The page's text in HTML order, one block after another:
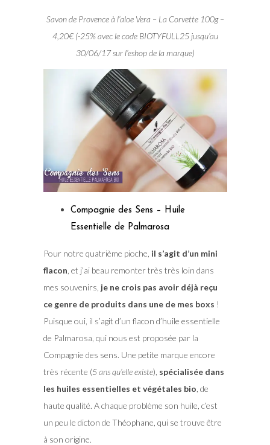
Savon de Provence à l’aloe Vera – La Corvette 100g –
4,20€ (-25% avec le code BIOTYFULL25 jusqu’au
30/06/17 sur l’eshop de la marque)
Compagnie des Sens – Huile
Essentielle de Palmarosa
Pour notre quatrième pioche, il s’agit d’un mini
flacon , et j’ai beau remonter très très loin dans
mes souvenirs, je ne crois pas avoir déjà reçu
ce genre de produits dans une de mes boxs !
Puisque oui, il s’agit d’un flacon d’huile essentielle
de Palmarosa, qui nous est proposée par la
Compagnie des sens. Une petite marque encore
très récente (5 ans qu’elle existe), spécialisée dans
les huiles essentielles et végétales bio , de
haute qualité. A chaque problème son huile, c’est
un peu le dicton de Théophane, qui se trouve être
à son origine.